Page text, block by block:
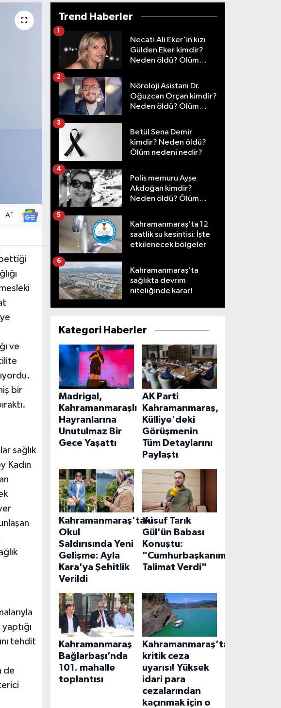
A+
ve
bir
sağlık
Kadın
tehdit
de
Trend Haberler
Necati Ali Eker'in kızı
Gülden Eker kimdir?
Neden öldü? Ölüm
1
Nöroloji Asistanı Dr.
Oğuzcan Orçan kimdir?
Neden öldü? Ölüm
2
Betül Sena Demir
kimdir? Neden öldü?
Ölüm nedeni nedir?
3
Polis memuru Ayşe
Akdoğan kimdir?
Neden öldü? Ölüm
4
Kahramanmaraş’ta 12
saatlik su kesintisi: İşte
etkilenecek bölgeler
5
Kahramanmaraş’ta
sağlıkta devrim
niteliğinde karar!
6
Kategori Haberler
Madrigal,
Kahramanmaraşlı
Hayranlarına
Unutulmaz Bir
Gece Yaşattı
AK Parti
Kahramanmaraş,
Külliye'deki
Görüşmenin
Tüm Detaylarını
Paylaştı
Kahramanmaraş'taki
Okul
Saldırısında Yeni
Gelişme: Ayla
Kara'ya Şehitlik
Verildi
Yusuf Tarık
Gül'ün Babası
Konuştu:
"Cumhurbaşkanımız
Talimat Verdi"
Kahramanmaraş
Bağlarbaşı’nda
101. mahalle
toplantısı
Kahramanmaraş’ta
kritik ceza
uyarısı! Yüksek
idari para
cezalarından
kaçınmak için o